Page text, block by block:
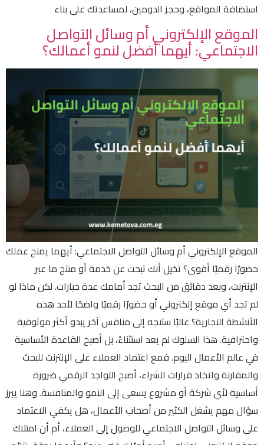
استضافة المواقع، وحجز الدومين، لمساعدتك على بناء
الموقع الإلكتروني أم وسائل التواصل
الاجتماعي: أيهما أفضل لنمو أعمالك؟
الموقع الإلكتروني أم وسائل التواصل الاجتماعي: أيهما يمنح عملك
حضورًا رقميًا أقوى؟ تخيل أنك تبحث عن خدمة أو منتج ما عبر
الإنترنت، وبعد دقائق من البحث تجد أمامك عدة خيارات. لكن ماذا لو
لم تجد أي موقع إلكتروني أو حضورًا رقميًا واضحًا لأحد هذه
الأنشطة التجارية؟ غالبًا ستتجه إلى منافس آخر يبدو أكثر موثوقية
واحترافية. هذا السلوك لم يعد استثناءً، بل أصبح القاعدة الأساسية
في عالم الأعمال اليوم. فمع اعتماد العملاء على الإنترنت للبحث
والمقارنة واتخاذ قرارات الشراء، أصبح التواجد الرقمي ضرورة
أساسية لأي شركة أو مشروع يسعى إلى النمو والمنافسة. وهنا يبرز
سؤال مهم يشغل الكثير من أصحاب الأعمال، هل يكفي الاعتماد
على وسائل التواصل الاجتماعي للوصول إلى العملاء، أم أن امتلاك